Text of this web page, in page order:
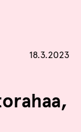
Julkaistu
18.3.2023